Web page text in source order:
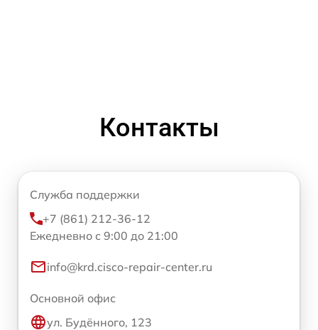
Контакты
Служба поддержки
+7 (861) 212-36-12
Ежедневно с 9:00 до 21:00
info@krd.cisco-repair-center.ru
Основной офис
ул. Будённого, 123